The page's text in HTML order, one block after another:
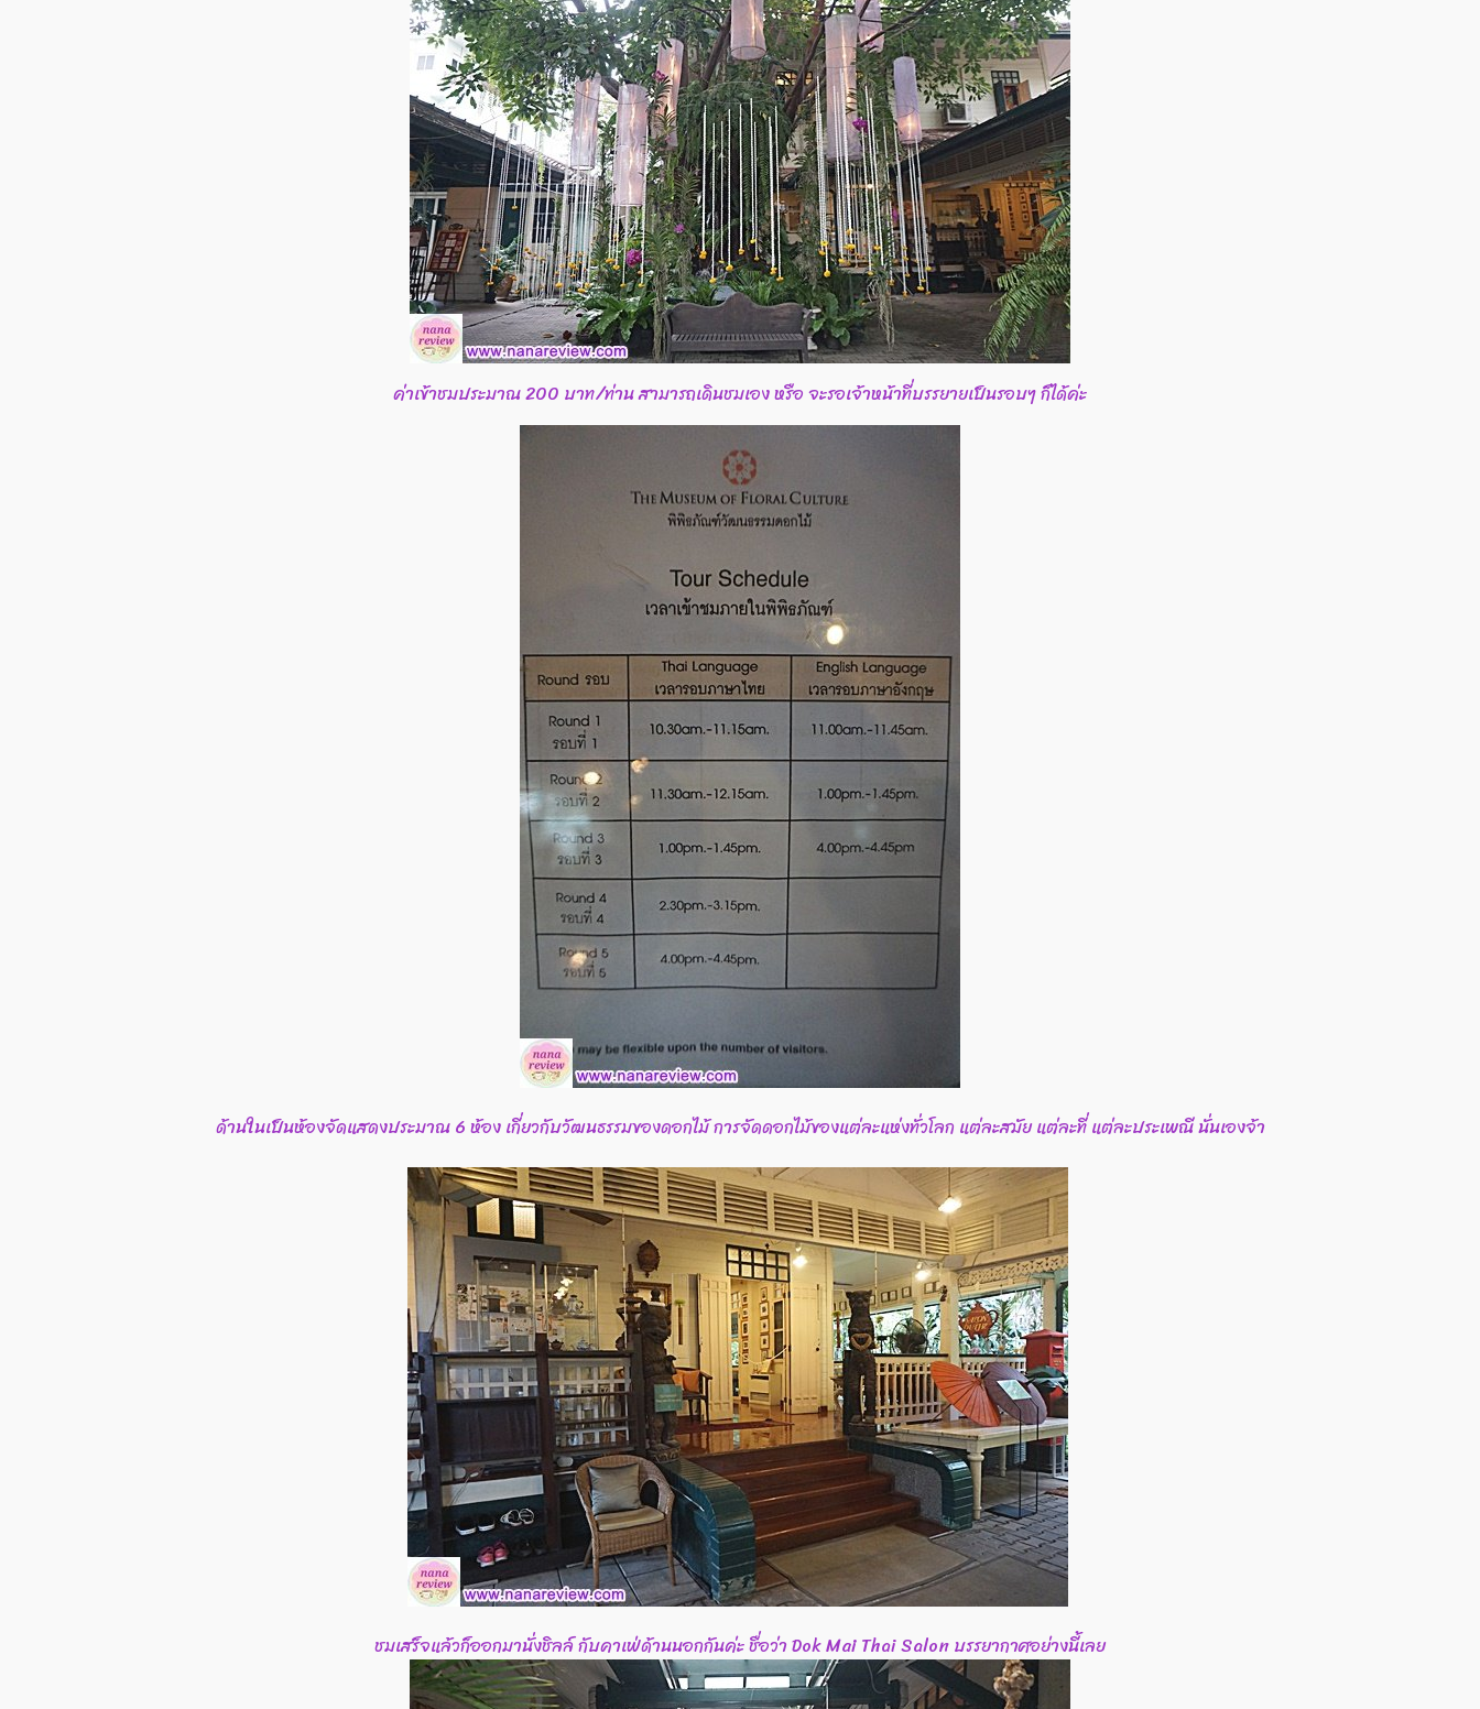
ค่าเข้าชมประมาณ 200 บาท/ท่าน สามารถเดินชมเอง หรือ จะรอเจ้าหน้าที่บรรยายเป็นรอบๆ ก็ได้ค่ะ
ด้านในเป็นห้องจัดแสดงประมาณ 6 ห้อง เกี่ยวกับวัฒนธรรมของดอกไม้ การจัดดอกไม้ของแต่ละแห่งทั่วโลก แต่ละสมัย แต่ละที่ แต่ละประเพณี นั่นเองจ้า
ชมเสร็จแล้วก็ออกมานั่งชิลล์ กับคาเฟ่ด้านนอกกันค่ะ ชื่อว่า Dok Mai Thai Salon บรรยากาศอย่างนี้เลย